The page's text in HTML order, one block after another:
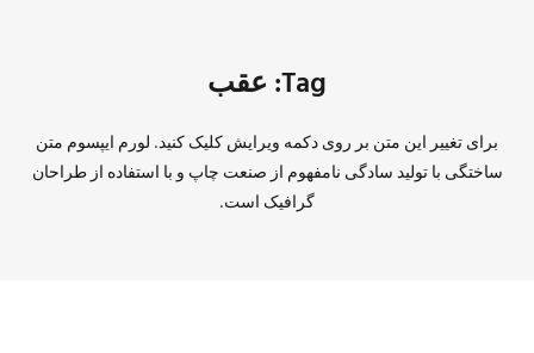
Tag: عقب
برای تغییر این متن بر روی دکمه ویرایش کلیک کنید. لورم ایپسوم متن
ساختگی با تولید سادگی نامفهوم از صنعت چاپ و با استفاده از طراحان
گرافیک است.